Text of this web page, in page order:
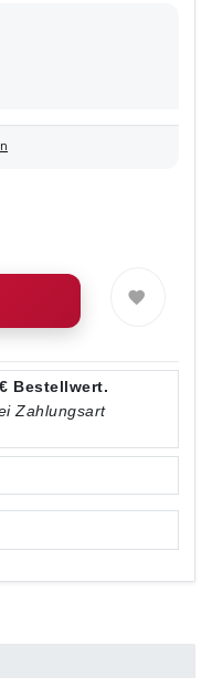
Bestellwert.
Zahlungsart